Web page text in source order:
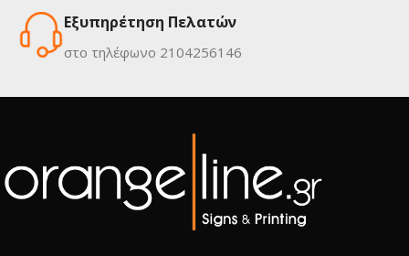
Εξυπηρέτηση Πελατών
στο τηλέφωνο 2104256146